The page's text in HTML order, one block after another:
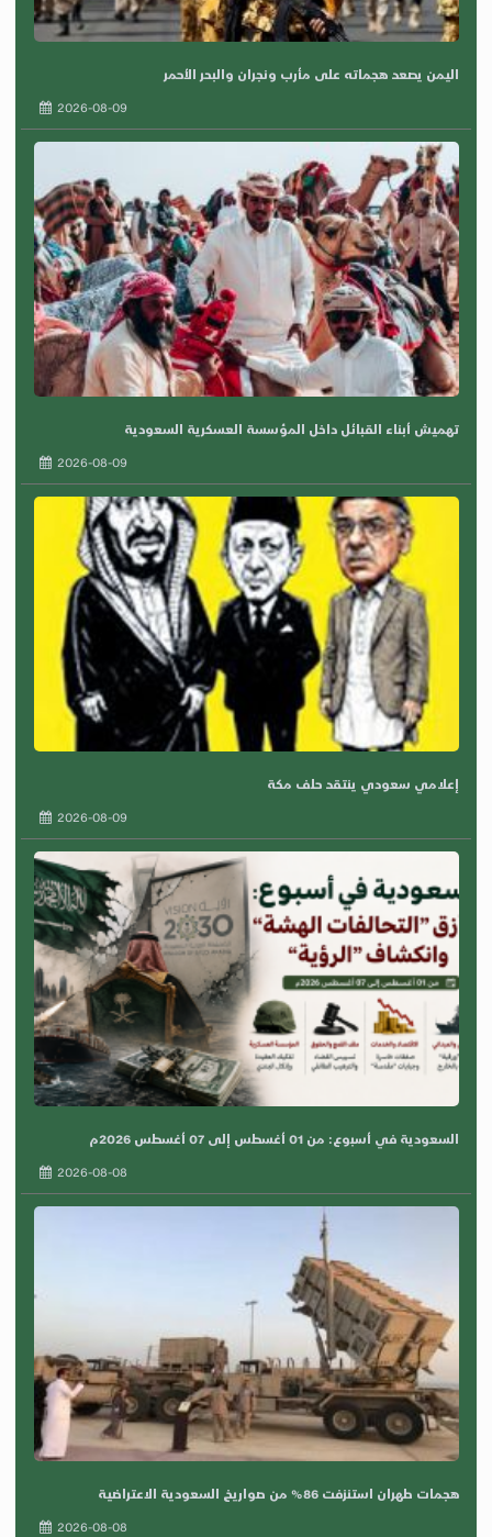
اليمن يصعد هجماته على مأرب ونجران والبحر الأحمر
2026-08-09
تهميش أبناء القبائل داخل المؤسسة العسكرية السعودية
2026-08-09
إعلامي سعودي ينتقد حلف مكة
2026-08-09
السعودية في أسبوع: من 01 أغسطس إلى 07 أغسطس 2026م
2026-08-08
هجمات طهران استنزفت 86% من صواريخ السعودية الاعتراضية
2026-08-08